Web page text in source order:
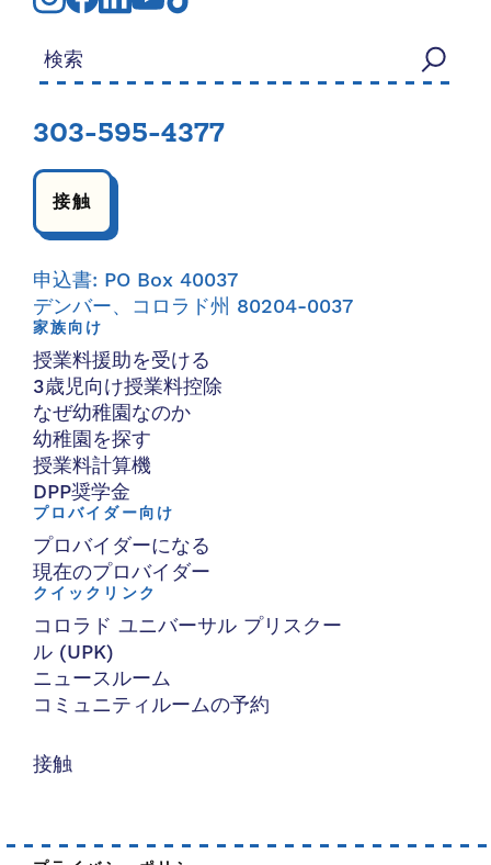
検索する：
303-595-4377
接触
申込書: PO Box 40037
デンバー、コロラド州 80204-0037
家族向け
授業料援助を受ける
3歳児向け授業料控除
なぜ幼稚園なのか
幼稚園を探す
授業料計算機
DPP奨学金
プロバイダー向け
プロバイダーになる
現在のプロバイダー
クイックリンク
コロラド ユニバーサル プリスクー
ル (UPK)
ニュースルーム
コミュニティルームの予約
接触